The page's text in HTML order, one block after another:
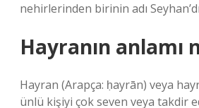
nehirlerinden birinin adı
Hayranın anlamı
Hayran (Arapça: ḥayrān) veya
ünlü kişiyi çok seven veya takdir